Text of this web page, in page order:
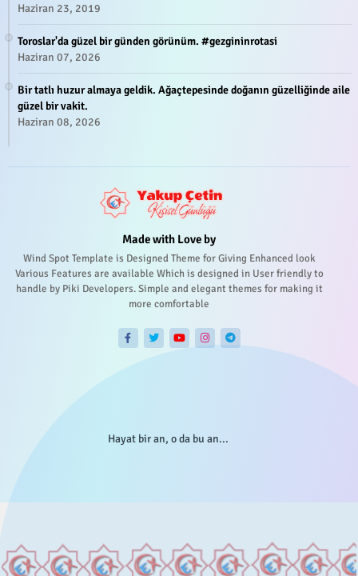
Haziran 23, 2019
Toroslar'da güzel bir günden görünüm. #gezgininrotasi
Haziran 07, 2026
Bir tatlı huzur almaya geldik. Ağaçtepesinde doğanın güzelliğinde aile
güzel bir vakit.
Haziran 08, 2026
Made with Love by
Wind Spot Template is Designed Theme for Giving Enhanced look
Various Features are available Which is designed in User friendly to
handle by Piki Developers. Simple and elegant themes for making it
more comfortable
Hayat bir an, o da bu an...